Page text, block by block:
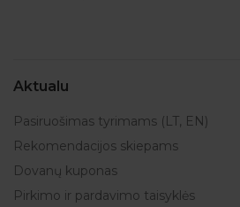
Aktualu
Pasiruošimas tyrimams (LT, EN)
Rekomendacijos skiepams
Dovanų kuponas
Pirkimo ir pardavimo taisyklės